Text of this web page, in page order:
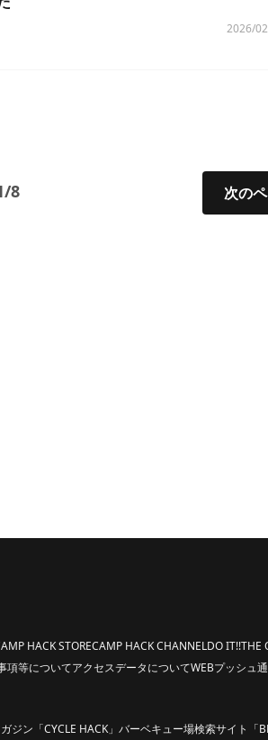
2026/
8 次の
HACK STORECAMP HACK CHANNELDO IT!!THE
項等についてアクセスデータについてWEBプッシュ
ジン「CYCLE HACK」 バーベキュー場検索サイト「